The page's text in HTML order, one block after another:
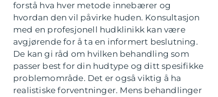
forstå hva hver metode innebærer og
hvordan den vil påvirke huden. Konsultasjon
med en profesjonell hudklinikk kan være
avgjørende for å ta en informert beslutning.
De kan gi råd om hvilken behandling som
passer best for din hudtype og ditt spesifikke
problemområde. Det er også viktig å ha
realistiske forventninger. Mens behandlinger